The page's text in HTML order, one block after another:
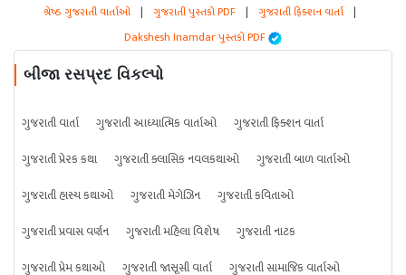
શ્રેષ્ઠ ગુજરાતી વાર્તાઓ | ગુજરાતી પુસ્તકો PDF | ગુજરાતી ફિક્શન વાર્તા |
Dakshesh Inamdar પુસ્તકો PDF
બીજા રસપ્રદ વિકલ્પો
ગુજરાતી વાર્તા ગુજરાતી આધ્યાત્મિક વાર્તાઓ
ગુજરાતી ફિક્શન વાર્તા
ગુજરાતી પ્રેરક કથા
ગુજરાતી ક્લાસિક નવલકથાઓ
ગુજરાતી બાળ વાર્તાઓ
ગુજરાતી હાસ્ય કથાઓ
ગુજરાતી મેગેઝિન
ગુજરાતી કવિતાઓ
ગુજરાતી પ્રવાસ વર્ણન
ગુજરાતી મહિલા વિશેષ
ગુજરાતી નાટક
ગુજરાતી પ્રેમ કથાઓ
ગુજરાતી જાસૂસી વાર્તા ગુજરાતી સામાજિક વાર્તાઓ